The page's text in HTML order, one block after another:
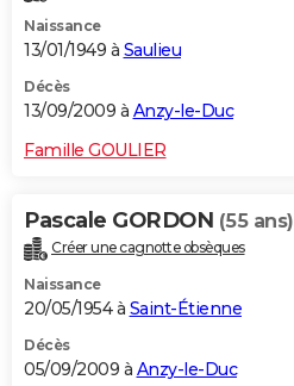
Naissance
13/01/1949 à Saulieu
Décès
13/09/2009 à Anzy-le-Duc
Famille GOULIER
Pascale GORDON (55 ans)
Créer une cagnotte obsèques
Naissance
20/05/1954 à Saint-Étienne
Décès
05/09/2009 à Anzy-le-Duc